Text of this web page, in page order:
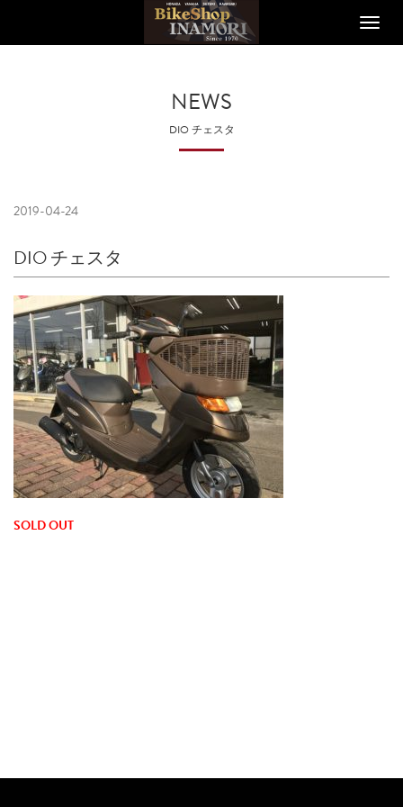
Toggle
NEWS
DIO チェスタ
2019-04-24
DIO チェスタ
SOLD OUT